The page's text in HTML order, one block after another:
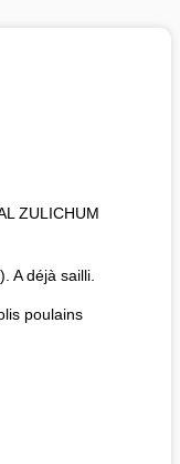
ZULICHUM
A déjà sailli.
poulains